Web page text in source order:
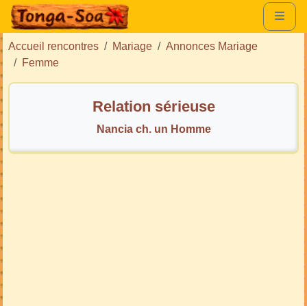
Accueil rencontres Mariage
Annonces Mariage
Femme
Relation sérieuse
Nancia ch. un Homme